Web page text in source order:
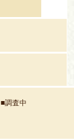
■調査中